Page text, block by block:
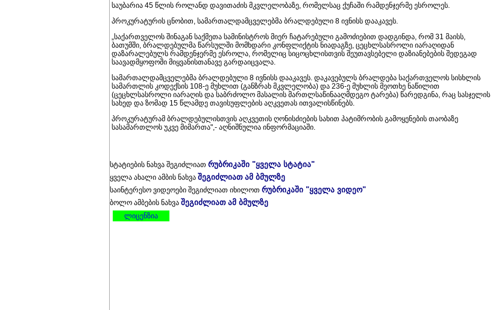
საუბარია 45 წლის როლანდ დავითაძის მკვლელობაზე, რომელსაც ქუჩაში რამდენჯერმე ესროლეს.
პროკურატურის ცნობით, სამართალდამცველებმა ბრალდებული 8 ივნისს დააკავეს.
„საქართველოს შინაგან საქმეთა სამინისტროს მიერ ჩატარებული გამოძიებით დადგინდა, რომ 31 მაისს,
ბათუმში, ბრალდებულმა წარსულში მომხდარი კონფლიქტის ნიადაგზე, ცეცხლსასროლი იარაღიდან
დაზარალებულს რამდენჯერმე ესროლა, რომელიც სიცოცხლისთვის შეუთავსებელი დაზიანებების შედეგად
საავადმყოფოში მიყვანისთანავე გარდაიცვალა.
სამართალდამცველებმა ბრალდებული 8 ივნისს დააკავეს. დაკავებულს ბრალდება საქართველოს სისხლის
სამართლის კოდექსის 108-ე მუხლით (განზრახ მკვლელობა) და 236-ე მუხლის მეოთხე ნაწილით
(ცეცხლსასროლი იარაღის და საბრძოლო მასალის მართლსაწინააღმდეგო ტარება) წარედგინა, რაც სასჯელის
სახედ და ზომად 15 წლამდე თავისუფლების აღკვეთას ითვალისწინებს.
პროკურატურამ ბრალდებულისთვის აღკვეთის ღონისძიების სახით პატიმრობის გამოყენების თაობაზე
სასამართლოს უკვე მიმართა",- აღნიშნულია ინფორმაციაში.
სტატიების ნახვა შეგიძლიათ რუბრიკაში "ყველა სტატია"
ყველა ახალი ამბის ნახვა შეგიძლიათ ამ ბმულზე
საინტერესო ვიდეოები შეგიძლიათ იხილოთ რუბრიკაში "ყველა ვიდეო"
ბოლო ამბების ნახვა შეგიძლიათ ამ ბმულზე
ლიცენზია